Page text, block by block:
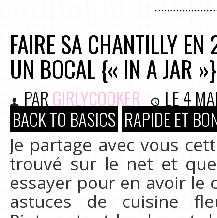
FAIRE SA CHANTILLY
UN BOCAL {« IN A JAR »}
PAR GIRLYCOOKER LE4
BACK TO BASICS RAPIDE ET
Je partage avec vous
trouvé sur le net et
essayer pour en avoir
astuces de cuisine